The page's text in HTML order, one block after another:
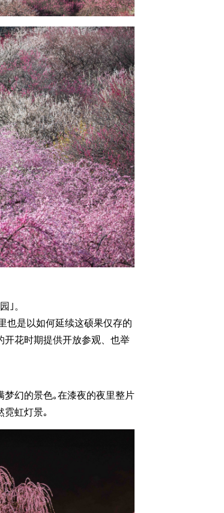
｣。
也是以如何延续这硕果仅存的
花时期提供开放参观、也举
幻的景色｡在漆夜的夜里整片
虹灯景｡